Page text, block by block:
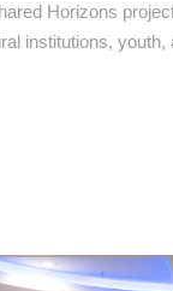
Horizons
institutions,